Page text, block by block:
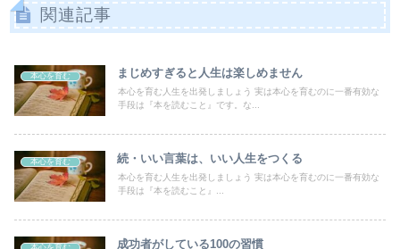
関連記事
本心を育む まじめすぎると人生は楽しめません
本心を育む人生を出発しましょう 実は本心を育むのに一番有効な
手段は『本を読むこと』です。な...
本心を育む 続・いい言葉は、いい人生をつくる
本心を育む人生を出発しましょう 実は本心を育むのに一番有効な
手段は『本を読むこと』...
本心を育む 成功者がしている100の習慣